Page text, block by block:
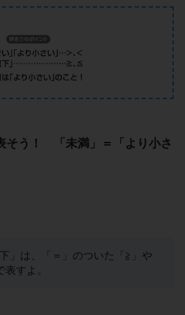
そう！ 「未満」＝「より小さ
下」は、「＝」のついた「≧」や
表すよ。